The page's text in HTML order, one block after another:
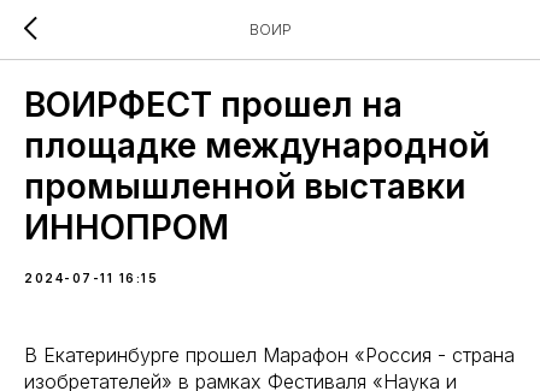
ВОИР
ВОИРФЕСТ прошел на
площадке международной
промышленной выставки
ИННОПРОМ
2024-07-11 16:15
В Екатеринбурге прошел Марафон «Россия - страна
изобретателей» в рамках Фестиваля «Наука и